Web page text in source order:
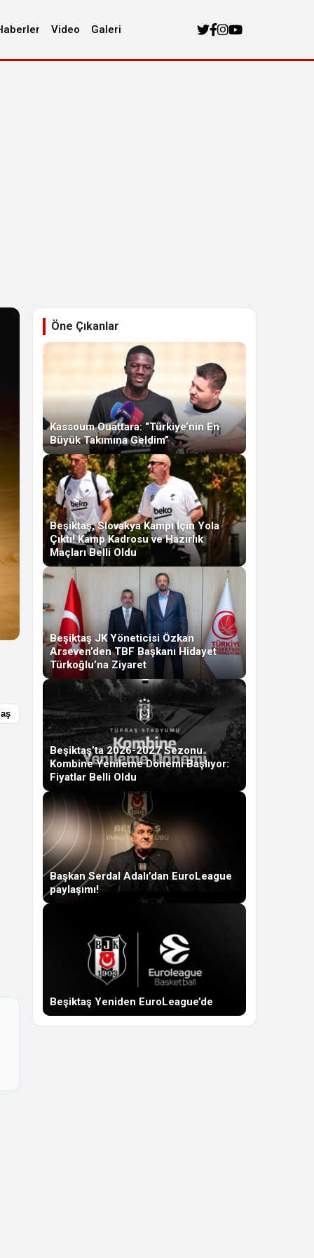
Video Galeri
Öne Çıkanlar
Kassoum Ouattara: “Türkiye’nin En
Büyük Takımına Geldim”
Beşiktaş, Slovakya Kampı İçin Yola
Çıktı! Kamp Kadrosu ve Hazırlık
Maçları Belli Oldu
Beşiktaş JK Yöneticisi Özkan
Arseven’den TBF Başkanı Hidayet
Türkoğlu’na Ziyaret
Beşiktaş’ta 2026-2027 Sezonu
Kombine Yenileme Dönemi Başlıyor:
Fiyatlar Belli Oldu
Başkan Serdal Adalı’dan EuroLeague
paylaşımı!
Beşiktaş Yeniden EuroLeague’de